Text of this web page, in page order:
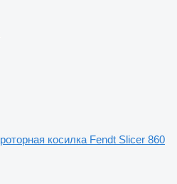
роторная косилка Fendt Slicer 860